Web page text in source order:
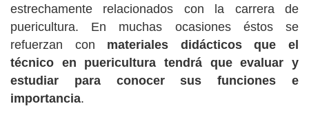
estrechamente relacionados con la carrera de
puericultura. En muchas ocasiones éstos se
refuerzan con materiales didácticos que el
técnico en puericultura tendrá que evaluar y
estudiar para conocer sus funciones e
importancia.